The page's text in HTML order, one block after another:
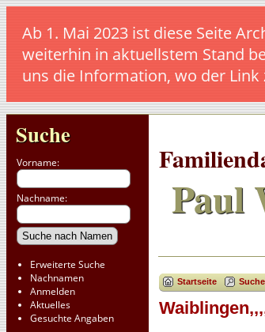
Ab 1. Mai 2023 ist diese Seite
weiterhin in aktuellstem Stand
uns die Information, wo der Link
Suche
Vorname:
Nachname:
Erweiterte Suche
Nachnamen
Anmelden
Aktuelles
Gesuchte Angaben
Paul
Startseite Suche